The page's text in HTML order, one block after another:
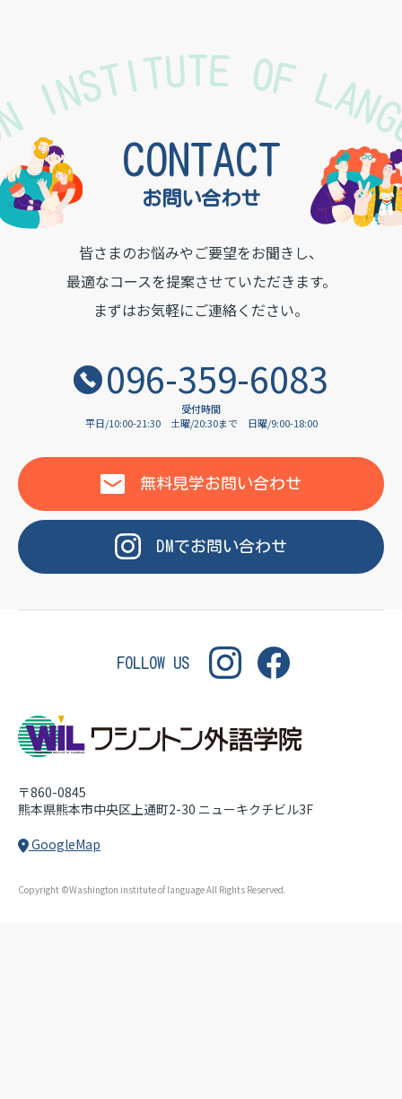
WASHINGTON
INSTITUTE OF
お問い合わせ
CONTACT
皆さまのお悩みやご要望をお聞きし、
最適なコースを提案させていただきます。
まずはお気軽にご連絡ください。
096-359-6083
受付時間
平日/10:00-21:30
土曜/20:30まで 日曜/9:00-18:00
無料見学お問い合わせ
DMでお問い合わせ
FOLLOW US
〒860-0845
熊本県熊本市中央区上通町2-30 ニューキクチビル3F
GoogleMap
Copyright ©Washington institute of language All Rights Reserved.